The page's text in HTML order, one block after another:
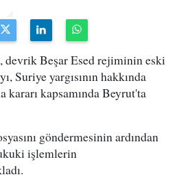
Beşar Esed rejiminin eski
Suriye yargısının hakkında
kararı kapsamında Beyrut'ta
göndermesinin ardından
işlemlerin